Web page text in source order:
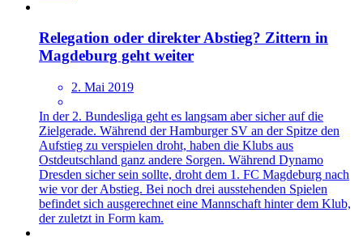
Relegation oder direkter Abstieg? Zittern in
Magdeburg geht weiter
2. Mai 2019
In der 2. Bundesliga geht es langsam aber sicher auf die
Zielgerade. Während der Hamburger SV an der Spitze den
Aufstieg zu verspielen droht, haben die Klubs aus
Ostdeutschland ganz andere Sorgen. Während Dynamo
Dresden sicher sein sollte, droht dem 1. FC Magdeburg nach
wie vor der Abstieg. Bei noch drei ausstehenden Spielen
befindet sich ausgerechnet eine Mannschaft hinter dem Klub,
der zuletzt in Form kam.